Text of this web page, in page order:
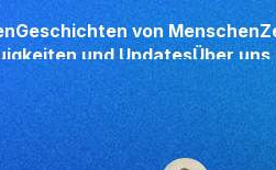
Geschichten von Menschen
und UpdatesÜber uns